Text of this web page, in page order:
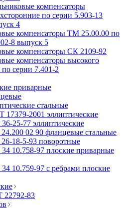
компенсаторы
по серии 5.903-13
4
компенсаторы ТМ 25.00.00 по
8 выпуск 5
компенсаторы СК 2109-92
компенсаторы высокого
по серии 7.401-2
приварные
стальные
2001 эллиптические
25-77 эллиптические
02 90 фланцевые стальные
18-5-93 поворотные
10.758-97 плоские приварные
10.759-97 с ребрами плоские
83